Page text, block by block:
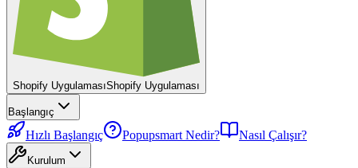
Shopify UygulamasıShopify Uygulaması
Başlangıç
Hızlı Başlangıç Popupsmart Nedir? Nasıl Çalışır?
Kurulum